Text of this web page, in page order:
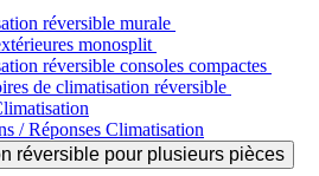
réversible murale
monosplit
réversible consoles compactes
de climatisation réversible
/ Réponses Climatisation
réversible pour plusieurs pièces